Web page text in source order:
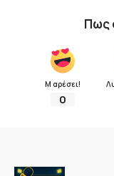
Πως
Μ αρέσει!
0